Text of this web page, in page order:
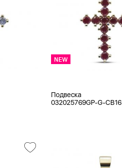
Подвеска
032025769GP-G-CB16